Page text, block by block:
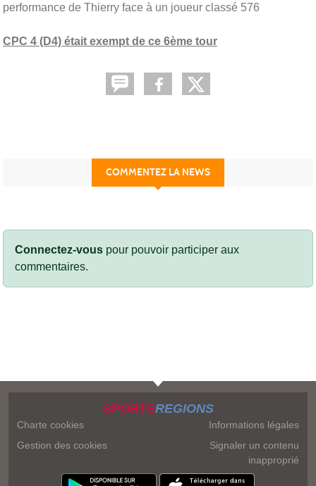
performance de Thierry face à un joueur classé 576
CPC 4 (D4) était exempt de ce 6ème tour
COMMENTEZ LA NEWS
Connectez-vous pour pouvoir participer aux
commentaires.
SPORTSREGIONS
Charte cookies
Gestion des cookies
Informations légales
Signaler un contenu
inapproprié